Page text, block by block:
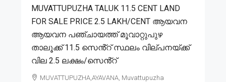
MUVATTUPUZHA TALUK 11.5 CENT LAND
FOR SALE PRICE 2.5 LAKH/CENT ആയവന
ആയവന പഞ്ചായത്ത് മൂവാറ്റുപുഴ
താലൂക്ക് 11.5 സെൻ്റ് സ്ഥലം വില്പനയ്ക്ക്
വില 2.5 ലക്ഷം/സെൻ്റ്
MUVATTUPUZHA,AYAVANA, Muvattupuzha